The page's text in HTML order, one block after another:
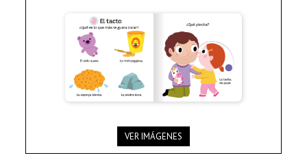
VER IMÁGENES